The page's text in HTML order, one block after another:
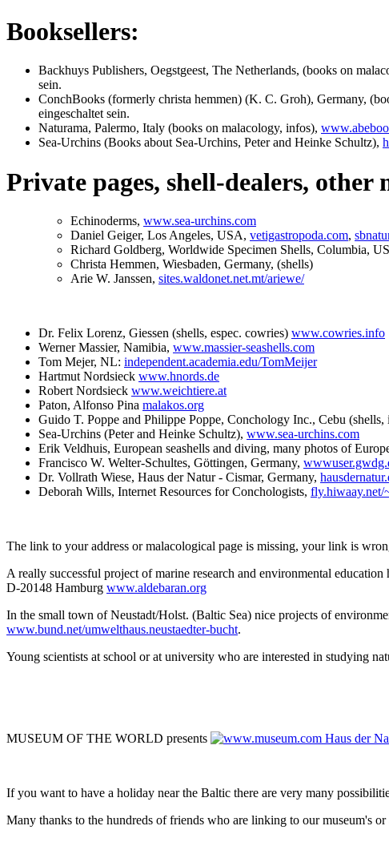
Booksellers:
Backhuys Publishers, Oegstgeest, The Netherlands, (books on
sein.
ConchBooks (formerly christa hemmen) (K. C. Groh), Germany,
eingeschaltet sein.
Naturama, Palermo, Italy (books on malacology, infos),
Sea-Urchins (Books about Sea-Urchins, Peter and Heinke Schultz),
Private pages, shell-dealers, other
Echinoderms, www.sea-urchins.com
Daniel Geiger, Los Angeles, USA, vetigastropoda.com,
Richard Goldberg, Worldwide Specimen Shells, Columbia,
Christa Hemmen, Wiesbaden, Germany, (shells)
Arie W. Janssen, sites.waldonet.net.mt/ariewe/
Dr. Felix Lorenz, Giessen (shells, espec. cowries) www.cowries.info
Werner Massier, Namibia, www.massier-seashells.com
Tom Mejer, NL: independent.academia.edu/TomMeijer
Hartmut Nordsieck www.hnords.de
Robert Nordsieck www.weichtiere.at
Paton, Alfonso Pina malakos.org
Guido T. Poppe and Philippe Poppe, Conchology Inc., Cebu (shells,
Sea-Urchins (Peter and Heinke Schultz), www.sea-urchins.com
Erik Veldhuis, European seashells and diving, many photos of
Francisco W. Welter-Schultes, Göttingen, Germany,
Dr. Vollrath Wiese, Haus der Natur - Cismar, Germany,
Deborah Wills, Internet Resources for Conchologists, fly.hiwaay.net/
The link to your address or malacological page is missing, your link is
A really successful project of marine research and environmental
D-20148 Hamburg www.aldebaran.org
In the small town of Neustadt/Holst. (Baltic Sea) nice projects of
www.bund.net/umwelthaus.neustaedter-bucht.
Young scientists at school or at university who are interested in studying
MUSEUM OF THE WORLD presents Haus der
If you want to have a holiday near the Baltic there are very many
Many thanks to the hundreds of friends who are linking to our museum's